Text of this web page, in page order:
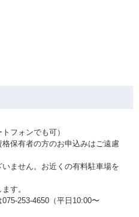
フォンでも可）
保有者の方のお申込みはご遠慮
ません。お近くの有料駐車場を
す。
253-4650（平日10:00〜